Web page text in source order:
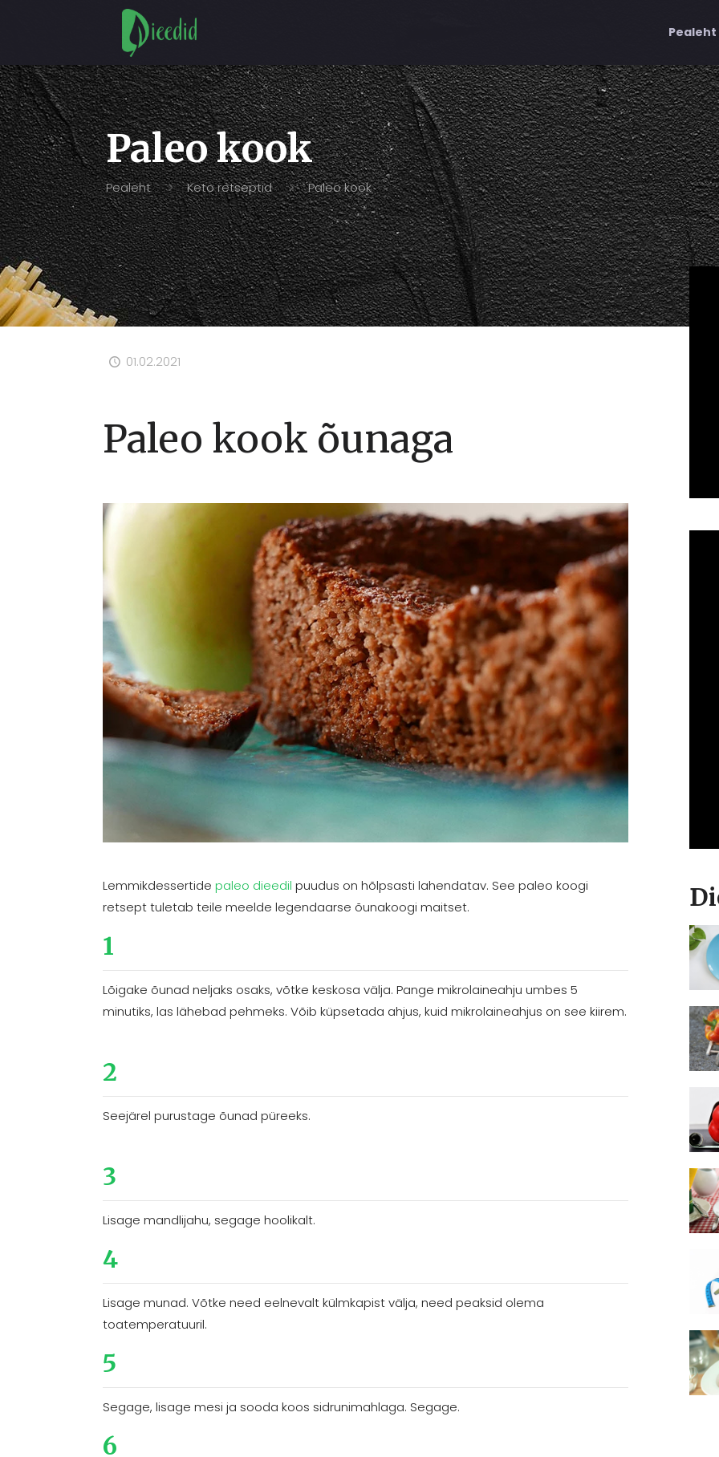
Pealeht
Paleo kook
Pealeht Keto retseptid Paleo kook
01.02.2021
Paleo kook õunaga
Lemmikdessertide paleo dieedil puudus on hõlpsasti lahendatav. See paleo koogi
retsept tuletab teile meelde legendaarse õunakoogi maitset.
1
Lõigake õunad neljaks osaks, võtke keskosa välja. Pange mikrolaineahju umbes 5
minutiks, las lähebad pehmeks. Võib küpsetada ahjus, kuid mikrolaineahjus on see kiirem.
2
Seejärel purustage õunad püreeks.
3
Lisage mandlijahu, segage hoolikalt.
4
Lisage munad. Võtke need eelnevalt külmkapist välja, need peaksid olema
toatemperatuuril.
5
Segage, lisage mesi ja sooda koos sidrunimahlaga. Segage.
6